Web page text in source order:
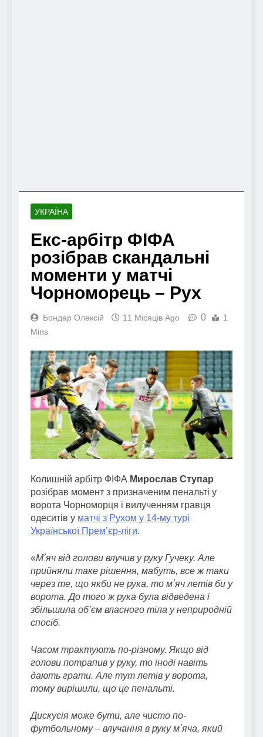
УКРАЇНА
Екс-арбітр ФІФА
розібрав скандальні
моменти у матчі
Чорноморець – Рух
Бондар Олексій 11 Місяців Ago 0
1
Mins
Колишній арбітр ФІФА Мирослав Ступар
розібрав момент з призначеним пенальті у
ворота Чорноморця і вилученням гравця
одеситів у матчі з Рухом у 14-му турі
Української Премʼєр-ліги.
«Мʼяч від голови влучив у руку Гучеку. Але
прийняли таке рішення, мабуть, все ж таки
через те, що якби не рука, то мʼяч летів би у
ворота. До того ж рука була відведена і
збільшила об’єм власного тіла у неприродній
спосіб.
Часом трактують по-різному. Якщо від
голови потрапив у руку, то іноді навіть
дають грати. Але тут летів у ворота,
тому вирішили, що це пенальті.
Дискусія може бути, але чисто по-
футбольному – влучання в руку мʼяча, який